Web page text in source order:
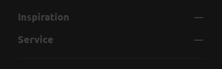
Inspiration
Service